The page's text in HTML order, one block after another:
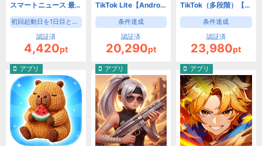
スマートニュース 最新ニュースや天気・天気予報、クーポンも（初回起動日を1日目として8日目の起動）【Android】
初回起動日を1日目として8日目の起動
認証済
4,420pt
TikTok Lite【Android】
条件達成
認証済
20,290pt
TikTok（多段階）【Android】
条件達成
認証済
23,980pt
アプリ アプリ アプリ